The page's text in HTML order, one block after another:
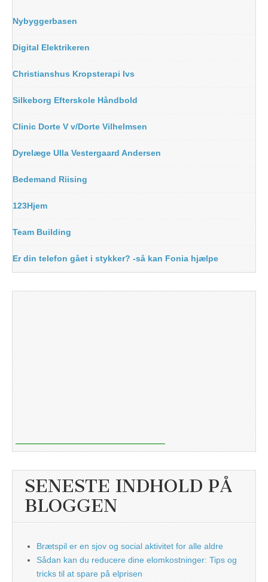
Nybyggerbasen
Digital Elektrikeren
Christianshus Kropsterapi Ivs
Silkeborg Efterskole Håndbold
Clinic Dorte V v/Dorte Vilhelmsen
Dyrelæge Ulla Vestergaard Andersen
Bedemand Riising
123Hjem
Team Building
Er din telefon gået i stykker? -så kan Fonia hjælpe
SENESTE INDHOLD PÅ
BLOGGEN
Brætspil er en sjov og social aktivitet for alle aldre
Sådan kan du reducere dine elomkostninger: Tips og
tricks til at spare på elprisen